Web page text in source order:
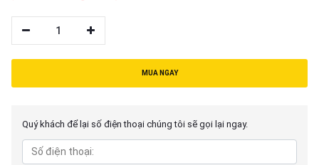
1
MUA NGAY
Quý khách để lại số điện thoại chúng tôi sẽ gọi lại ngay.
English